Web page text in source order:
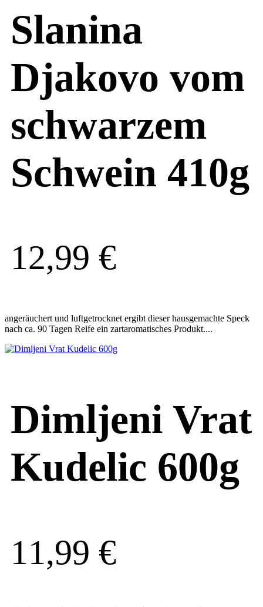
Slanina
Djakovo vom
schwarzem
Schwein 410g
12,99 €
angeräuchert und luftgetrocknet ergibt dieser hausgemachte Speck
nach ca. 90 Tagen Reife ein zartaromatisches Produkt....
Dimljeni Vrat
Kudelic 600g
11,99 €